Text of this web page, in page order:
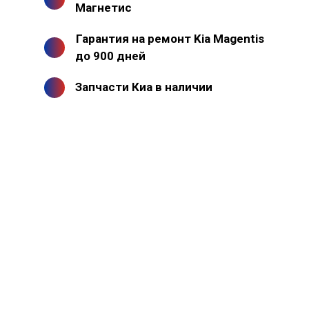
Магнетис
Гарантия на ремонт Kia Magentis
до 900 дней
Запчасти Киа в наличии